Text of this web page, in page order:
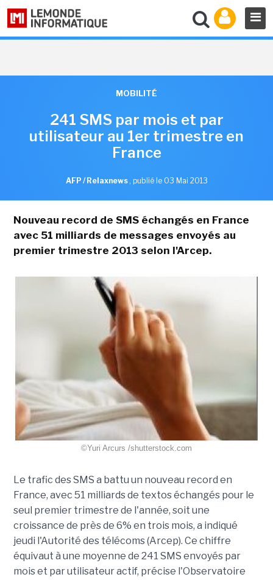
MOBILITÉ
241 SMS par mois et par
utilisateur au 1er trimestre en
France
AFP / Relaxnews , publié le 03 Mai 2013
Nouveau record de SMS échangés en France
avec 51 milliards de messages envoyés au
premier trimestre 2013 selon l'Arcep.
©Yuri Arcurs /shutterstock.com
Le trafic des SMS a battu un nouveau record en
France, avec 51 milliards de textos échangés pour le
seul premier trimestre de l'année, soit une
croissance de près de 6% en trois mois, a indiqué
jeudi l'Autorité des télécoms (Arcep). Ce chiffre
équivaut à une moyenne de 241 SMS envoyés par
mois et par utilisateur actif, précise l'Observatoire